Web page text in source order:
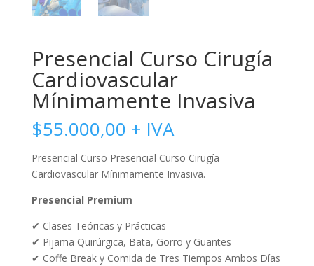
Presencial Curso Cirugía
Cardiovascular
Mínimamente Invasiva
$55.000,00 + IVA
Presencial Curso Presencial Curso Cirugía
Cardiovascular Mínimamente Invasiva.
Presencial Premium
✔ Clases Teóricas y Prácticas
✔ Pijama Quirúrgica, Bata, Gorro y Guantes
✔ Coffe Break y Comida de Tres Tiempos Ambos Días